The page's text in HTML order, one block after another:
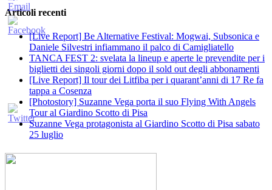
Articoli recenti
[Live Report] Be Alternative Festival: Mogwai, Subsonica e
Daniele Silvestri infiammano il palco di Camigliatello
TANCA FEST 2: svelata la lineup e aperte le prevendite per i
biglietti dei singoli giorni dopo il sold out degli abbonamenti
[Live Report] Il tour dei Litfiba per i quarant’anni di 17 Re fa
tappa a Cosenza
[Photostory] Suzanne Vega porta il suo Flying With Angels
Tour al Giardino Scotto di Pisa
Suzanne Vega protagonista al Giardino Scotto di Pisa sabato
25 luglio